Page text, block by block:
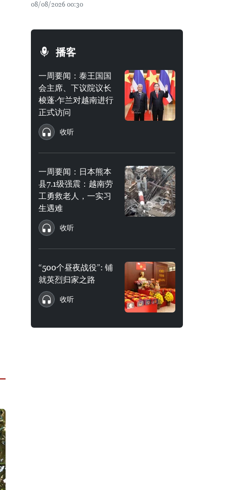
08/08/2026 00:30
播客
一周要闻：泰王国国
会主席、下议院议长
梭蓬·乍兰对越南进行
正式访问
收听
一周要闻：日本熊本
县7.1级强震：越南劳
工勇救老人，一实习
生遇难
收听
“500个昼夜战役”: 铺
就英烈归家之路
收听